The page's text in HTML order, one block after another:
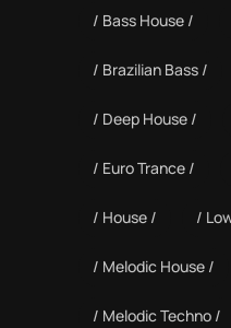
Bass House
Brazilian Bass
Deep House
Euro Trance
House
Melodic House
Melodic Techno